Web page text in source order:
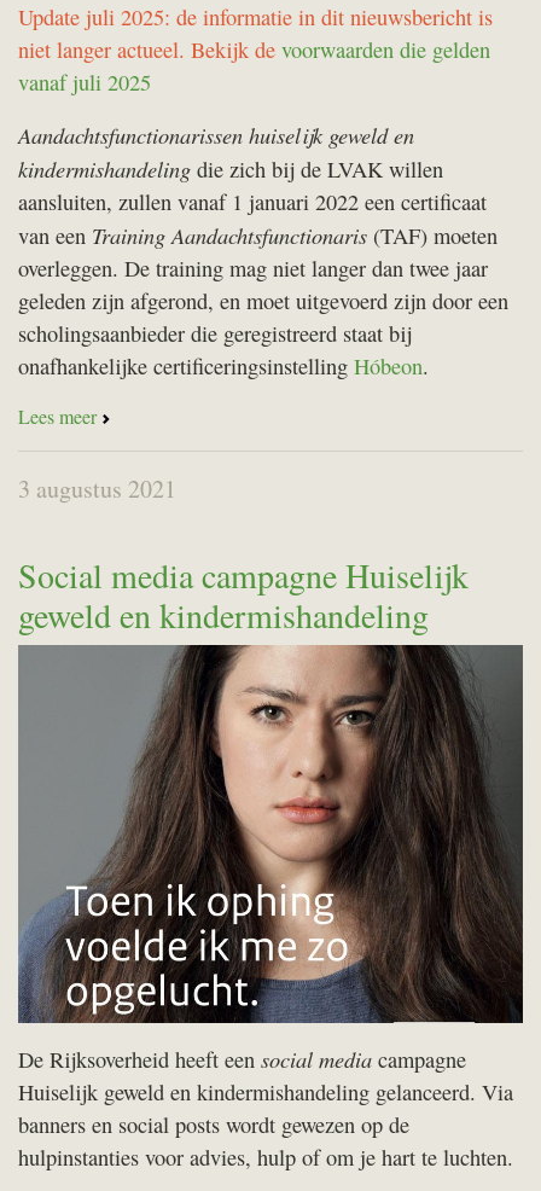
Update juli 2025: de informatie in dit nieuwsbericht is
niet langer actueel. Bekijk de voorwaarden die gelden
vanaf juli 2025
Aandachtsfunctionarissen huiselijk geweld en
kindermishandeling die zich bij de LVAK willen
aansluiten, zullen vanaf 1 januari 2022 een certificaat
van een Training Aandachtsfunctionaris (TAF) moeten
overleggen. De training mag niet langer dan twee jaar
geleden zijn afgerond, en moet uitgevoerd zijn door een
scholingsaanbieder die geregistreerd staat bij
onafhankelijke certificeringsinstelling Hóbeon.
Lees meer
3 augustus 2021
Social media campagne Huiselijk
geweld en kindermishandeling
De Rijksoverheid heeft een social media campagne
Huiselijk geweld en kindermishandeling gelanceerd. Via
banners en social posts wordt gewezen op de
hulpinstanties voor advies, hulp of om je hart te luchten.